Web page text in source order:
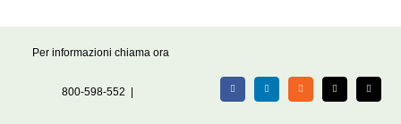
Per informazioni chiama ora
800-598-552 FacebookLinkedIn Rss X Email